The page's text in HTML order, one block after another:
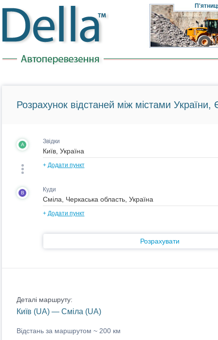
Розрахунок відстаней між містами України,
A Звідки
+ Додати пункт
B Куди
+ Додати пункт
Розрахувати
Деталі маршруту:
Київ (UA) — Сміла (UA)
Відстань за маршрутом ~ 200 км